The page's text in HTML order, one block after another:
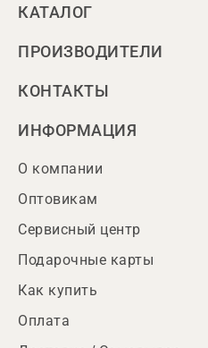
КАТАЛОГ
ПРОИЗВОДИТЕЛИ
КОНТАКТЫ
ИНФОРМАЦИЯ
О компании
Оптовикам
Сервисный центр
Подарочные карты
Как купить
Оплата